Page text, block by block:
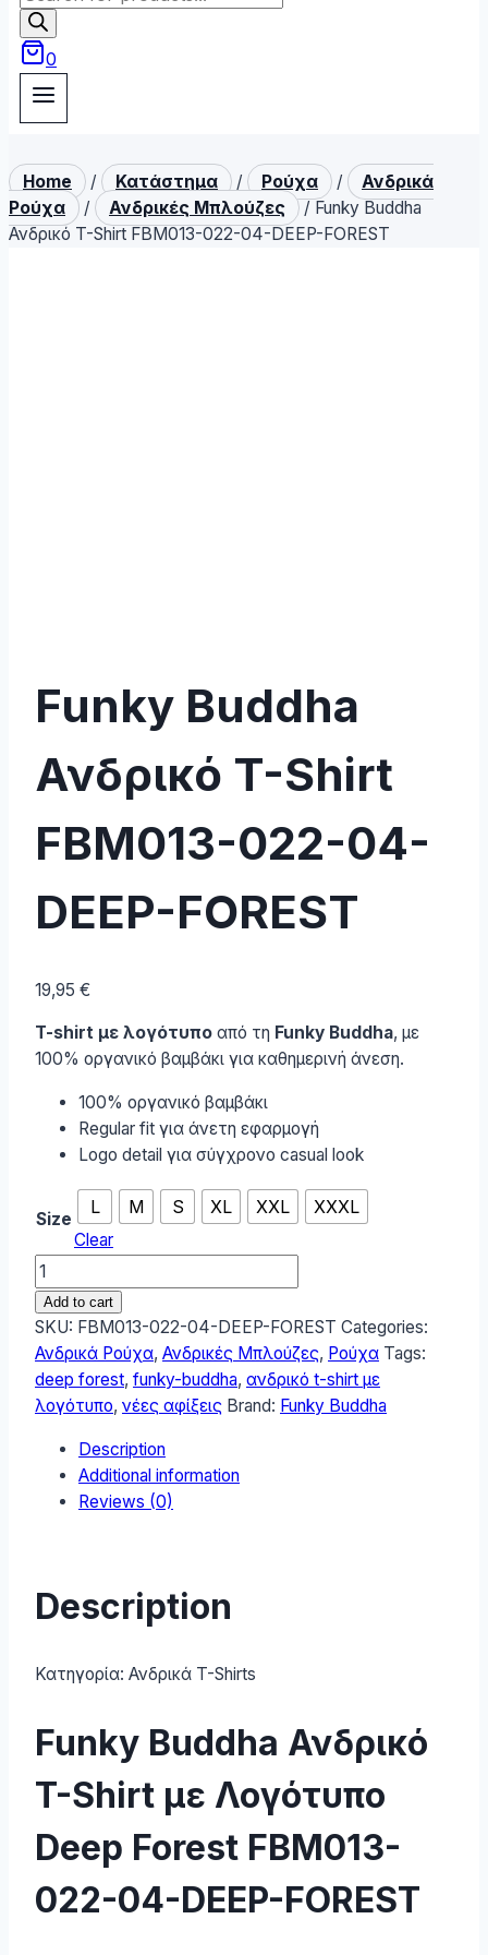
search
0
Home / Κατάστημα / Ρούχα /
Ανδρικά
Ρούχα
/ Ανδρικές Μπλούζες / Funky Buddha
Ανδρικό T-Shirt FBM013-022-04-DEEP-FOREST
Funky Buddha
Ανδρικό T-Shirt
FBM013-022-04-
DEEP-FOREST
19,95 €
T-shirt με λογότυπο από τη Funky Buddha, με
100% οργανικό βαμβάκι για καθημερινή άνεση.
100% οργανικό βαμβάκι
Regular fit για άνετη εφαρμογή
Logo detail για σύγχρονο casual look
Size
L M S XL XXL XXXL
Clear
Funky
Buddha
Ανδρικό
T-
Shirt
FBM013-
04-
DEEP-
FOREST
Add to cart
SKU: FBM013-022-04-DEEP-FOREST Categories:
Ανδρικά Ρούχα, Ανδρικές Μπλούζες, Ρούχα Tags:
deep forest, funky-buddha, ανδρικό t-shirt με
λογότυπο, νέες αφίξεις Brand: Funky Buddha
Description
Additional information
Reviews (0)
Description
Κατηγορία: Ανδρικά T-Shirts
Funky Buddha Ανδρικό
T-Shirt με Λογότυπο
Deep Forest FBM013-
022-04-DEEP-FOREST